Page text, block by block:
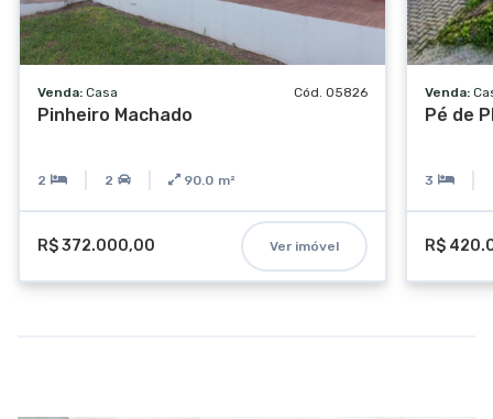
Venda: Casa Cód. 05826
Pinheiro Machado
2 2 90.0 m²
R$ 372.000,00 Ver imóvel
Venda:
Pé de
3
R$